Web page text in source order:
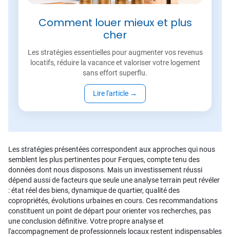
Comment louer mieux et plus
cher
Les stratégies essentielles pour augmenter vos revenus
locatifs, réduire la vacance et valoriser votre logement
sans effort superflu.
Lire l'article →
Les stratégies présentées correspondent aux approches qui nous
semblent les plus pertinentes pour Ferques, compte tenu des
données dont nous disposons. Mais un investissement réussi
dépend aussi de facteurs que seule une analyse terrain peut révéler
: état réel des biens, dynamique de quartier, qualité des
copropriétés, évolutions urbaines en cours. Ces recommandations
constituent un point de départ pour orienter vos recherches, pas
une conclusion définitive. Votre propre analyse et
l'accompagnement de professionnels locaux restent indispensables